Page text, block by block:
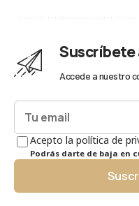
Suscríbete
Accede a nuestro
Acepto la política de
Podrás darte de baja en